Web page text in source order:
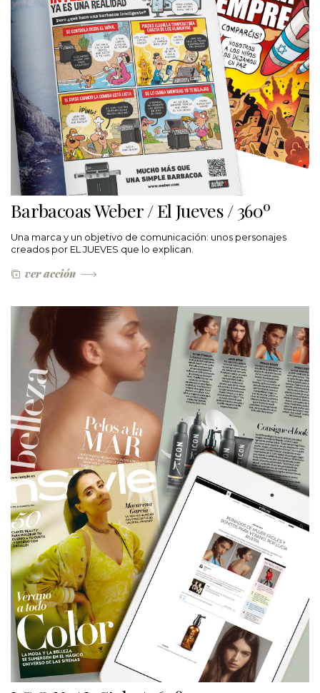
Barbacoas Weber / El Jueves / 360º
Una marca y un objetivo de comunicación: unos personajes
creados por EL JUEVES que lo explican.
ver acción